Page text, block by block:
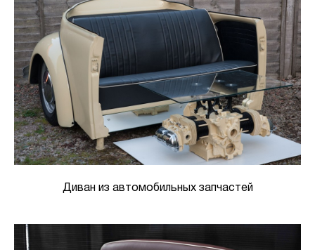
Диван из автомобильных запчастей